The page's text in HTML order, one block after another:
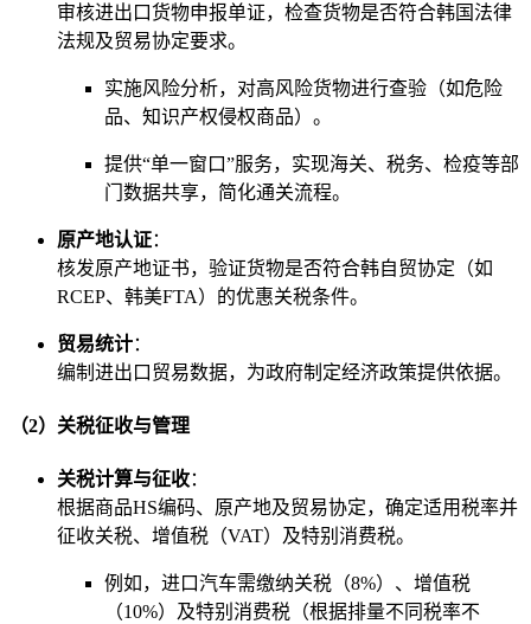
审核进出口货物申报单证，检查货物是否符合韩国法律
法规及贸易协定要求。
实施风险分析，对高风险货物进行查验（如危险
品、知识产权侵权商品）。
提供“单一窗口”服务，实现海关、税务、检疫等部
门数据共享，简化通关流程。
原产地认证：
核发原产地证书，验证货物是否符合韩自贸协定（如
RCEP、韩美FTA）的优惠关税条件。
贸易统计：
编制进出口贸易数据，为政府制定经济政策提供依据。
（2）关税征收与管理
关税计算与征收：
根据商品HS编码、原产地及贸易协定，确定适用税率并
征收关税、增值税（VAT）及特别消费税。
例如，进口汽车需缴纳关税（8%）、增值税
（10%）及特别消费税（根据排量不同税率不